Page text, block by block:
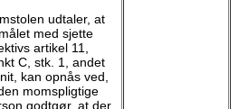
udtaler, at
med sjette
artikel 11,
C, stk. 1, andet
kan opnås ved,
momspligtige
godtgør, at der